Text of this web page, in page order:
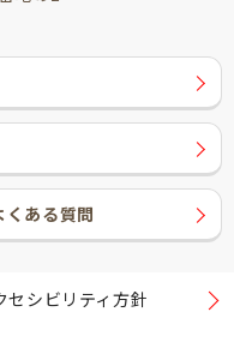
くある質問
セシビリティ方針